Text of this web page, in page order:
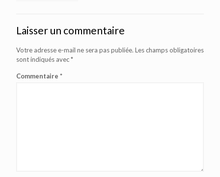
Laisser un commentaire
Votre adresse e-mail ne sera pas publiée. Les champs obligatoires
sont indiqués avec*
Commentaire *